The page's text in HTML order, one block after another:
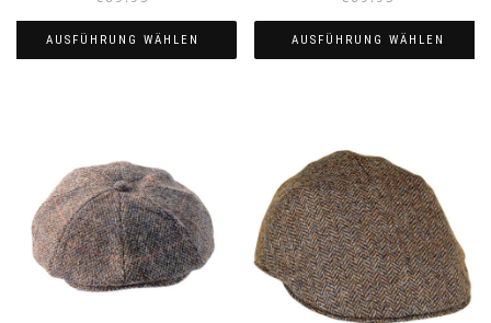
AUSFÜHRUNG WÄHLEN
Varianten
auf.
Die
Optionen
können
auf
AUSFÜHRUNG WÄHLEN
Varianten
auf.
Die
Optionen
können
auf
der